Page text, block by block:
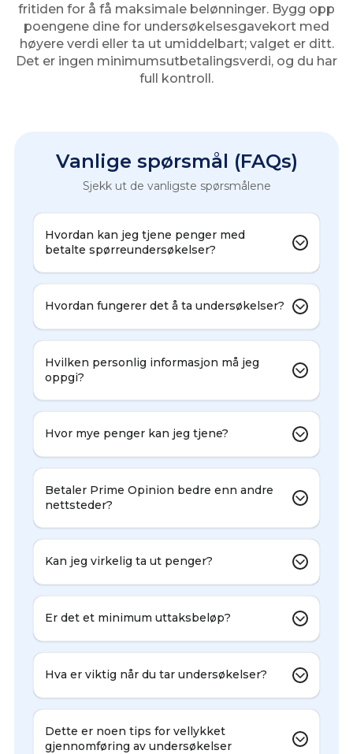
fritiden for å få maksimale belønninger. Bygg opp
poengene dine for undersøkelsesgavekort med
høyere verdi eller ta ut umiddelbart; valget er ditt.
Det er ingen minimumsutbetalingsverdi, og du har
full kontroll.
Vanlige spørsmål (FAQs)
Sjekk ut de vanligste spørsmålene
Hvordan kan jeg tjene penger med
betalte spørreundersøkelser?
Hvordan fungerer det å ta undersøkelser?
Hvilken personlig informasjon må jeg
oppgi?
Hvor mye penger kan jeg tjene?
Betaler Prime Opinion bedre enn andre
nettsteder?
Kan jeg virkelig ta ut penger?
Er det et minimum uttaksbeløp?
Hva er viktig når du tar undersøkelser?
Dette er noen tips for vellykket
gjennomføring av undersøkelser